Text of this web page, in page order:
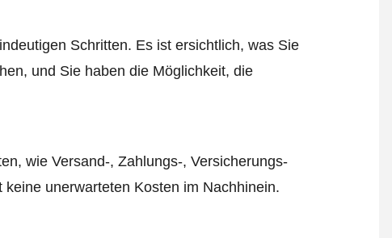
Schritten. Es ist ersichtlich, was Sie
und Sie haben die Möglichkeit, die
wie Versand-, Zahlungs-, Versicherungs-
unerwarteten Kosten im Nachhinein.